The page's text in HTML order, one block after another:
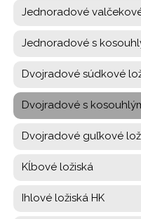
Jednoradové
Jednoradové s
Dvojradové súdkové
Dvojradové s
Dvojradové guľkové
Kĺbové ložiská
Ihlové ložiská HK